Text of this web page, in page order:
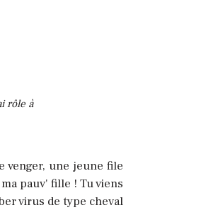
rôle à
venger, une jeune file
pauv' fille ! Tu viens
virus de type cheval